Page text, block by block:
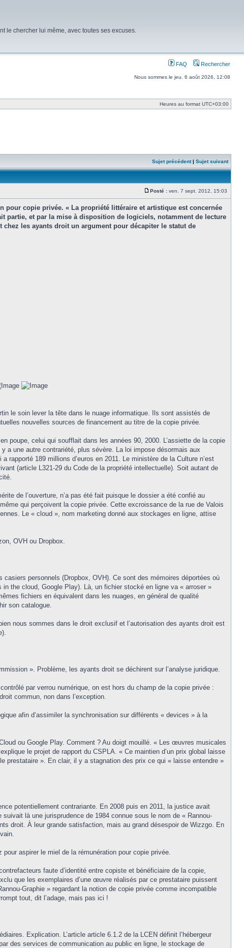
le chercher lui même, avec toutes ses excuses.
FAQ Rechercher
Nous sommes le jeu. 6 août 2026, 12:08
Heures au format UTC+03:00
Sujet précédent| Sujet suivant
Posté : ven. 7 sept. 2012, 15:03
pour copie privée. « La propriété littéraire et artistique est concernée
partie, et par la mise à disposition de logiciels, notamment de lecture
les ayants droit un argument pour décapiter le statut de
le soin lever la tête dans le nuage informatique. Ils sont assistés de
nouvelles sources de financement au titre de la copie privée.
poupe, celui qui soufflait dans les années 90, 2000. L’assiette de la copie
a une autre contrariété, plus sévère. La loi impose désormais aux
rapporté 189 millions d’euros en 2011. Le ministère de la Culture n’est
(article L321-29 du Code de la propriété intellectuelle). Soit autant de
de l’ouverture, n’a pas été fait puisque le dossier a été confié au
qui perçoivent la copie privée. Cette excroissance de la rue de Valois
Le « cloud », nom marketing donné aux stockages en ligne, attise
OVH ou Dropbox.
personnels (Dropbox, OVH). Ce sont des mémoires déportées où
the cloud, Google Play). Là, un fichier stocké en ligne va « arroser »
fichiers en équivalent dans les nuages, en général de qualité
son catalogue.
nous sommes dans le droit exclusif et l’autorisation des ayants droit est
». Problème, les ayants droit se déchirent sur l’analyse juridique.
par verrou numérique, on est hors du champ de la copie privée :
commun, non dans l’exception.
afin d’assimiler la synchronisation sur différents « devices » à la
ou Google Play. Comment ? Au doigt mouillé. « Les œuvres musicales
le projet de rapport du CSPLA. « Ce maintien d’un prix global laisse
prestataire ». En clair, il y a stagnation des prix ce qui « laisse entendre »
potentiellement contrariante. En 2008 puis en 2011, la justice avait
là une jurisprudence de 1984 connue sous le nom de « Rannou-
droit. À leur grande satisfaction, mais au grand désespoir de Wizzgo. En
aspirer le miel de la rémunération pour copie privée.
faute d’identité entre copiste et bénéficiaire de la copie,
que les exemplaires d’une œuvre réalisés par ce prestataire puissent
Graphie » regardant la notion de copie privée comme incompatible
tout, dit l’adage, mais pas ici !
Explication. L’article article 6.1.2 de la LCEN définit l’hébergeur
des services de communication au public en ligne, le stockage de